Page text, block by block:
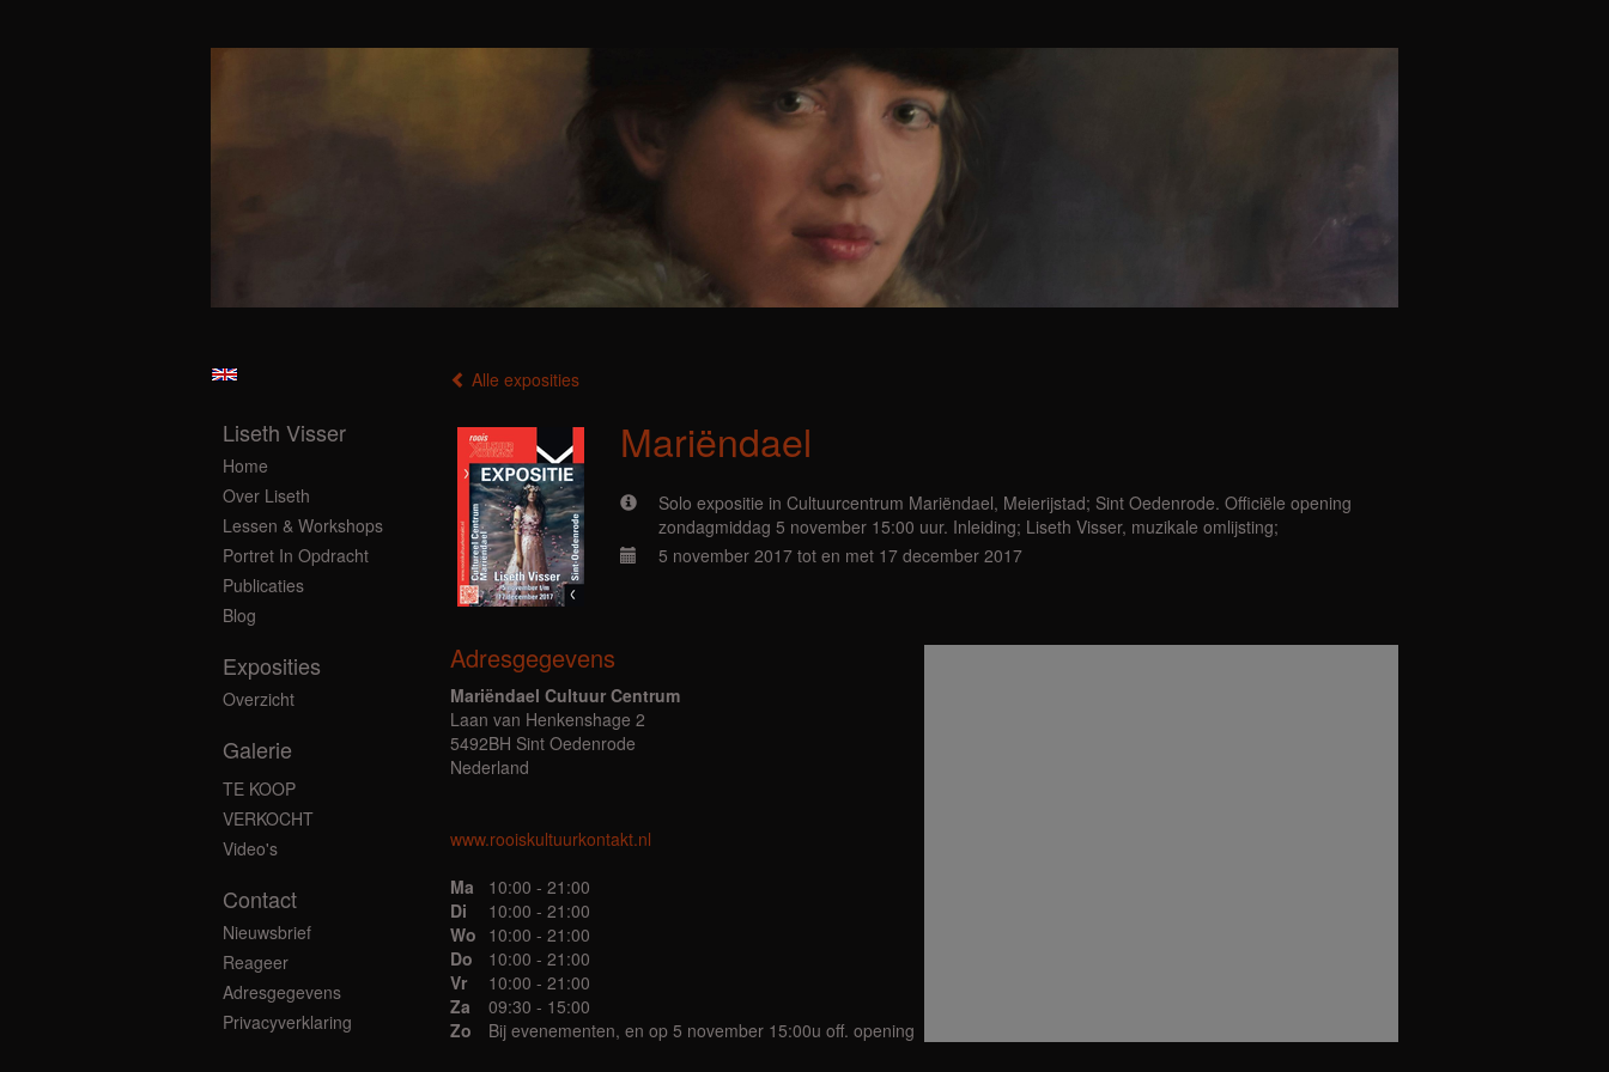
Alle exposities
Mariëndael
Solo expositie in Cultuurcentrum Mariëndael, Meierijstad; Sint Oedenrode. Officiële opening
zondagmiddag 5 november 15:00 uur. Inleiding; Liseth Visser, muzikale omlijsting;
5 november 2017 tot en met 17 december 2017
Adresgegevens
Mariëndael Cultuur Centrum
Laan van Henkenshage 2
5492BH Sint Oedenrode
Nederland
www.rooiskultuurkontakt.nl
Ma
10:00 - 21:00
Di
10:00 - 21:00
Wo 10:00 - 21:00
Do
10:00 - 21:00
Vr
10:00 - 21:00
Za
09:30 - 15:00
Zo
Bij evenementen, en op 5 november 15:00u off. opening
Liseth Visser
Home
Over Liseth
Lessen & Workshops
Portret In Opdracht
Publicaties
Blog
Exposities
Overzicht
Galerie
TE KOOP
VERKOCHT
Video's
Contact
Nieuwsbrief
Reageer
Adresgegevens
Privacyverklaring